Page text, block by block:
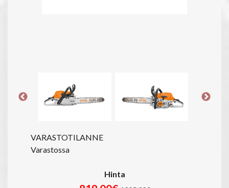
VARASTOTILANNE
Varastossa
Hinta